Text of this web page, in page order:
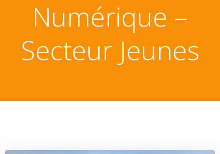
Numérique –
Secteur Jeunes